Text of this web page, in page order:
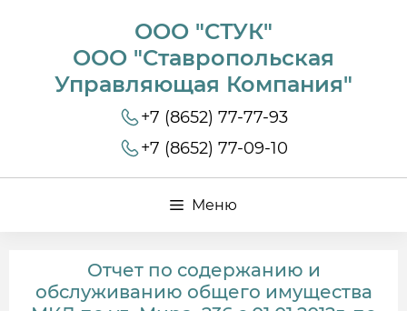
ООО "СТУК"
ООО "Ставропольская
Управляющая Компания"
+7 (8652) 77-77-93
+7 (8652) 77-09-10
Меню
Отчет по содержанию и
обслуживанию общего имущества